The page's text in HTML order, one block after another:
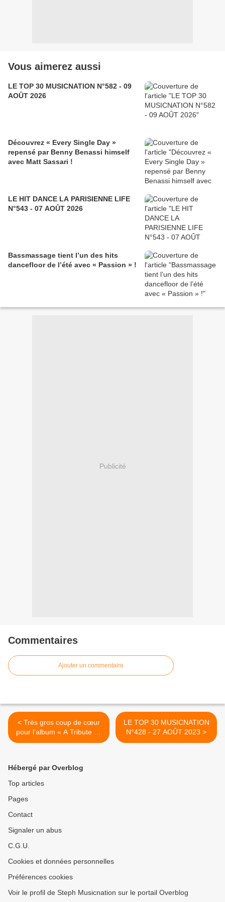
Vous aimerez aussi
LE TOP 30 MUSICNATION N°582 - 09
AOÛT 2026
Découvrez « Every Single Day »
repensé par Benny Benassi himself
avec Matt Sassari !
LE HIT DANCE LA PARISIENNE LIFE
N°543 - 07 AOÛT 2026
Bassmassage tient l’un des hits
dancefloor de l’été avec « Passion » !
Publicité
Commentaires
Ajouter un commentaire
< Très gros coup de cœur
pour l’album « A Tribute To
Rammstein » !
LE TOP 30 MUSICNATION
N°428 - 27 AOÛT 2023 >
Hébergé par Overblog
Top articles
Pages
Contact
Signaler un abus
C.G.U.
Cookies et données personnelles
Préférences cookies
Voir le profil de Steph Musicnation sur le portail Overblog